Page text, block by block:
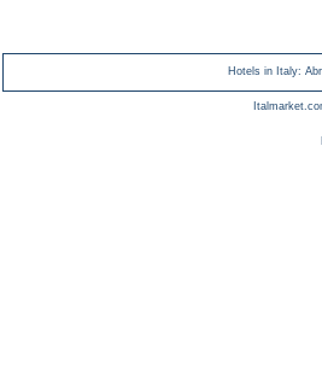
Hotels in Italy: